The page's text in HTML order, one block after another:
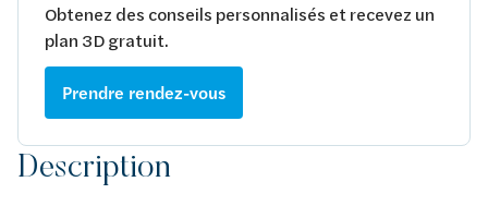
Obtenez des conseils personnalisés et recevez un
plan 3D gratuit.
Prendre rendez-vous
Description